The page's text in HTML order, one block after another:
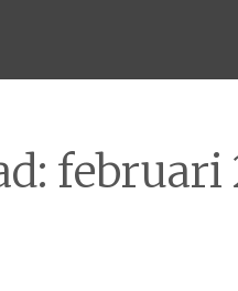
februari